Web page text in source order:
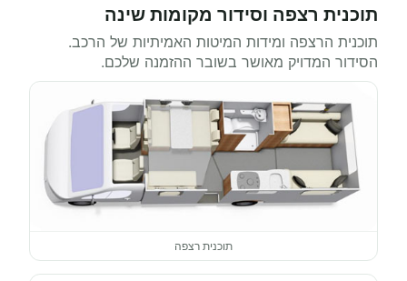
תוכנית רצפה וסידור מקומות שינה
תוכנית הרצפה ומידות המיטות האמיתיות של הרכב.
הסידור המדויק מאושר בשובר ההזמנה שלכם.
תוכנית רצפה